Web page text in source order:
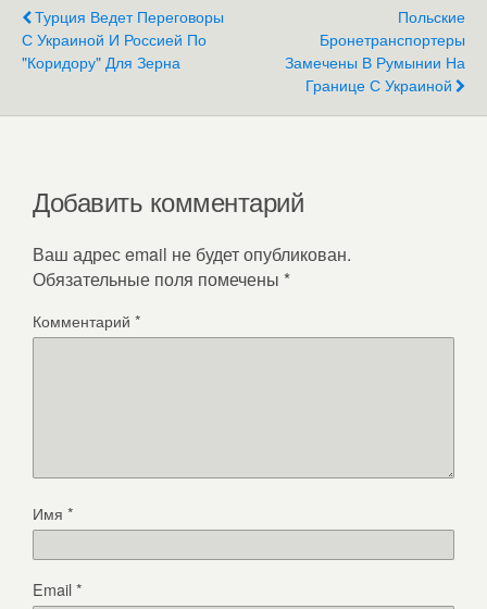
Турция Ведет Переговоры
С Украиной И Россией По
"коридору" Для Зерна
Польские
Бронетранспортеры
Замечены В Румынии На
Границе С Украиной
Добавить комментарий
Ваш адрес email не будет опубликован.
Обязательные поля помечены *
Комментарий *
Имя *
Email*